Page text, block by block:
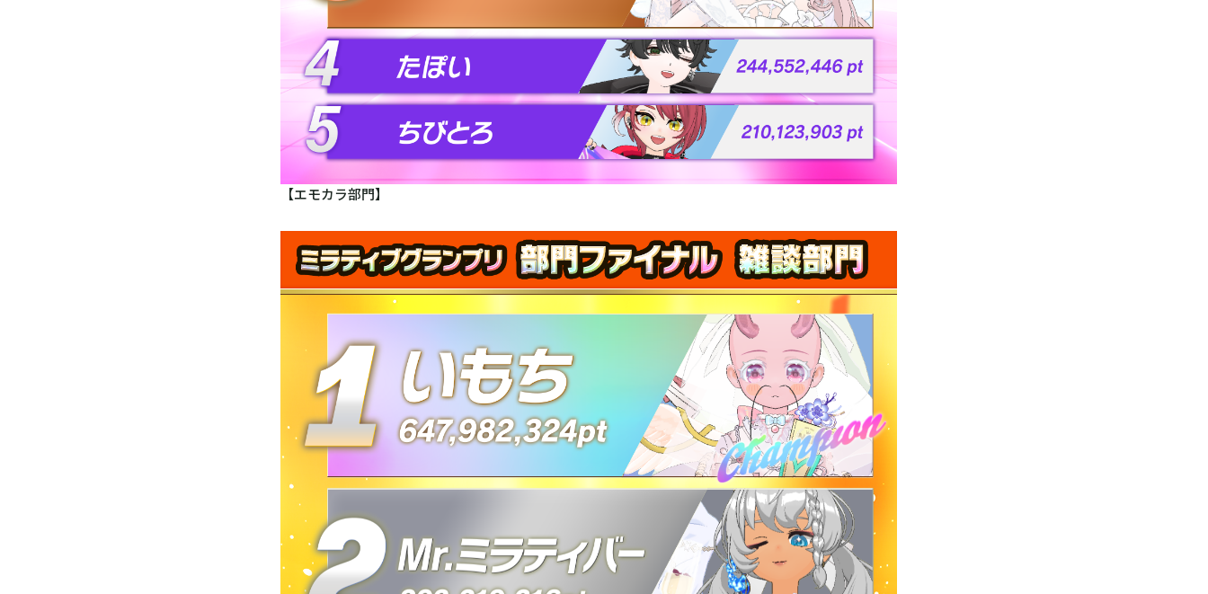
【エモカラ部門】